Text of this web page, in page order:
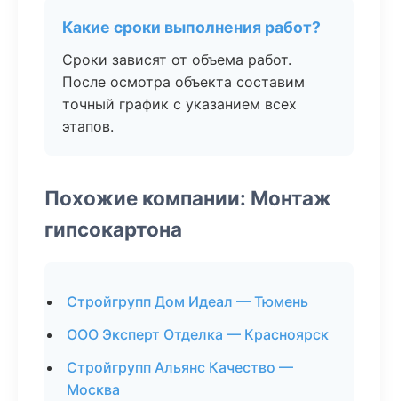
Какие сроки выполнения работ?
Сроки зависят от объема работ.
После осмотра объекта составим
точный график с указанием всех
этапов.
Похожие компании: Монтаж
гипсокартона
Стройгрупп Дом Идеал — Тюмень
ООО Эксперт Отделка — Красноярск
Стройгрупп Альянс Качество —
Москва